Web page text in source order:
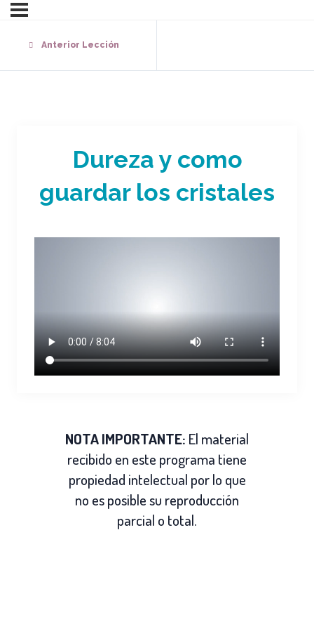
Anterior Lección
Dureza y como
guardar los cristales
NOTA IMPORTANTE: El material
recibido en este programa tiene
propiedad intelectual por lo que
no es posible su reproducción
parcial o total.